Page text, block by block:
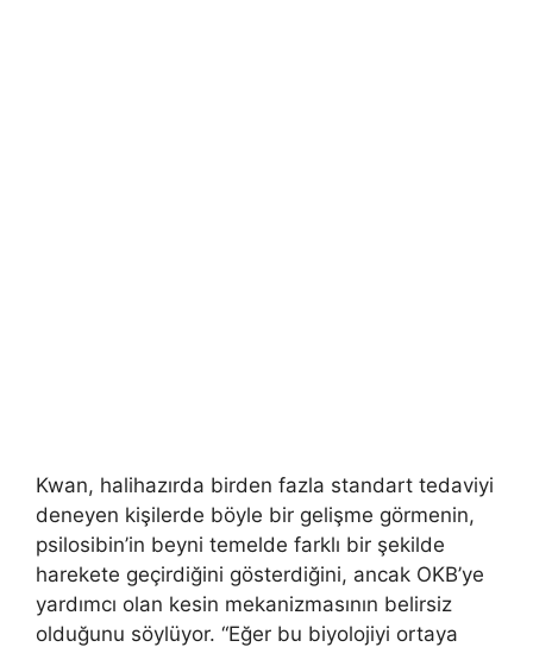
Kwan, halihazırda birden fazla standart tedaviyi
deneyen kişilerde böyle bir gelişme görmenin,
psilosibin’in beyni temelde farklı bir şekilde
harekete geçirdiğini gösterdiğini, ancak OKB’ye
yardımcı olan kesin mekanizmasının belirsiz
olduğunu söylüyor. “Eğer bu biyolojiyi ortaya